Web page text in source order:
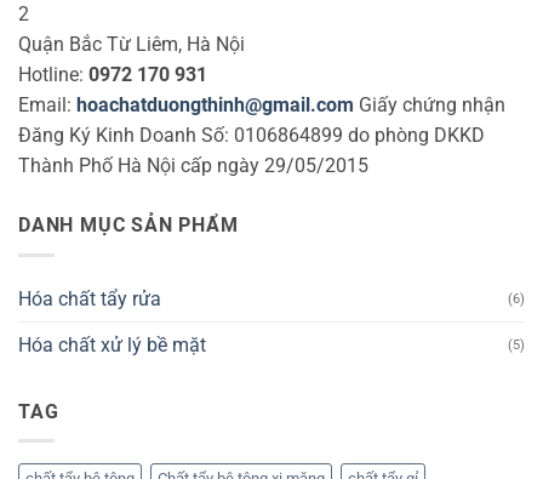
2
Quận Bắc Từ Liêm, Hà Nội
Hotline: 0972 170 931
Email: hoachatduongthinh@gmail.com Giấy chứng nhận
Đăng Ký Kinh Doanh Số: 0106864899 do phòng DKKD
Thành Phố Hà Nội cấp ngày 29/05/2015
DANH MỤC SẢN PHẨM
Hóa chất tẩy rửa (6)
Hóa chất xử lý bề mặt (5)
TAG